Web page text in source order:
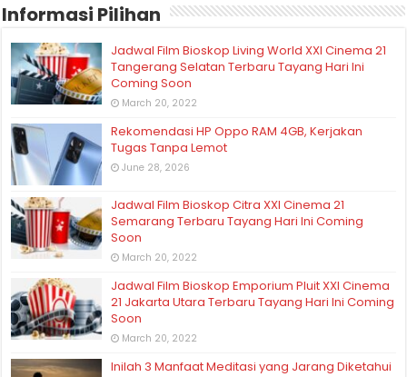
Informasi Pilihan
Jadwal Film Bioskop Living World XXI Cinema 21
Tangerang Selatan Terbaru Tayang Hari Ini
Coming Soon
March 20, 2022
Rekomendasi HP Oppo RAM 4GB, Kerjakan
Tugas Tanpa Lemot
June 28, 2026
Jadwal Film Bioskop Citra XXI Cinema 21
Semarang Terbaru Tayang Hari Ini Coming
Soon
March 20, 2022
Jadwal Film Bioskop Emporium Pluit XXI Cinema
21 Jakarta Utara Terbaru Tayang Hari Ini Coming
Soon
March 20, 2022
Inilah 3 Manfaat Meditasi yang Jarang Diketahui